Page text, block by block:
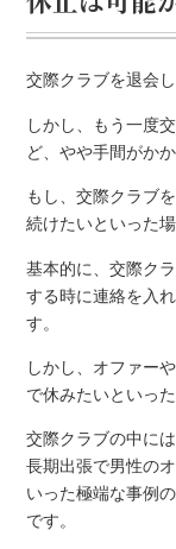
交際クラブを退会
しかし、もう一度
ど、やや手間がか
もし、交際クラブ
続けたいといった
基本的に、交際ク
する時に連絡を入
す。
しかし、オファー
で休みたいといっ
交際クラブの中に
長期出張で男性の
いった極端な事例
です。